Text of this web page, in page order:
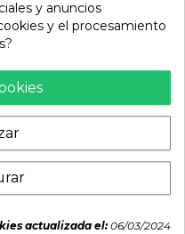
€y anuncios
y el procesamiento
actualizada el:06/03/2024